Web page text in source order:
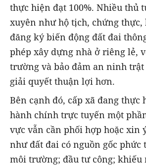
thực hiện đạt 100%. Nhiều thủ
xuyên như hộ tịch, chứng thực,
đăng ký biến động đất đai
phép xây dựng nhà ở riêng lẻ,
trường và bảo đảm an ninh trật
giải quyết thuận lợi hơn.
Bên cạnh đó, cấp xã đang thực
hành chính trực tuyến một
vực vẫn cần phối hợp hoặc xin
như đất đai có nguồn gốc phức
môi trường; đầu tư công; khiếu